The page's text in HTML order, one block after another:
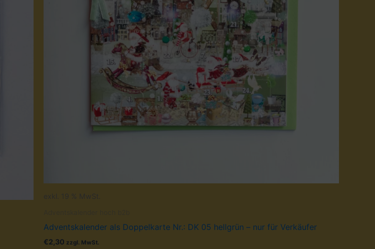
Adventskalender als Doppelkarte Nr.: DK 05 hellgrün – nur für Verkäufer
€2,30 zzgl. MwSt.